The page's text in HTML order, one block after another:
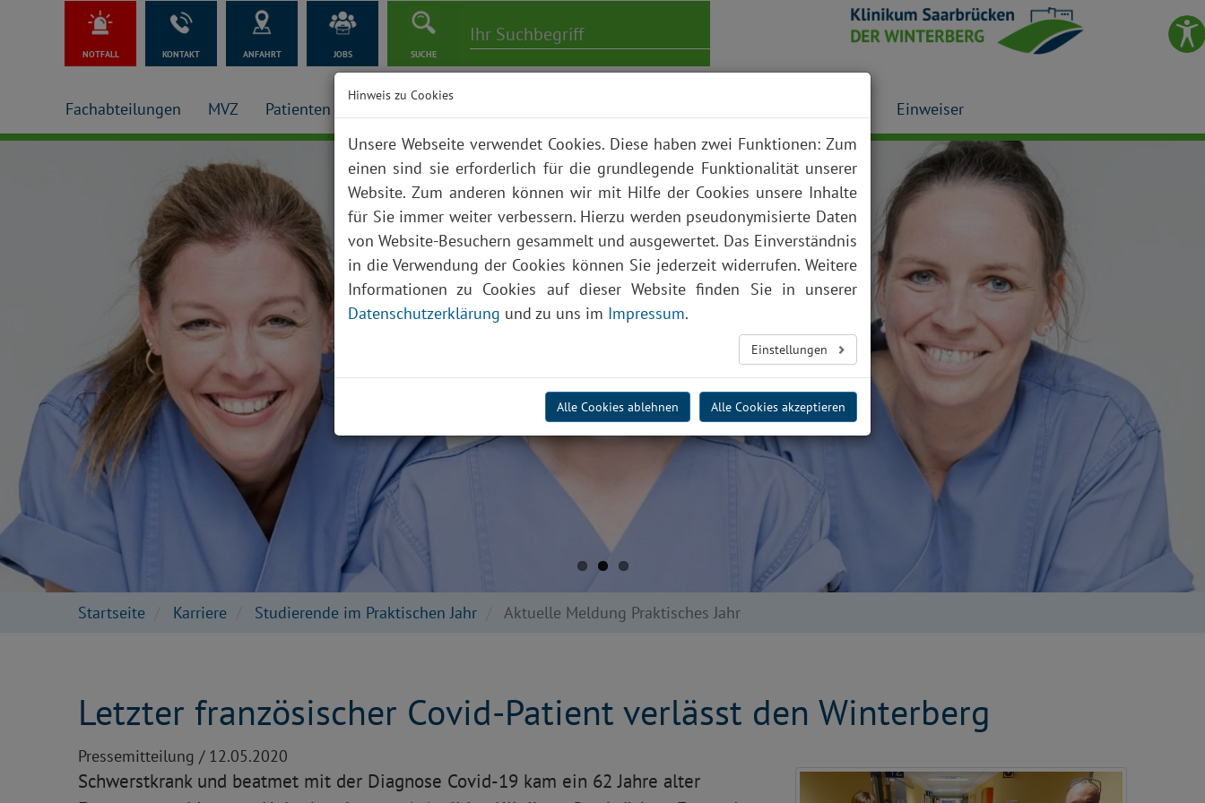
NOTFALL KONTAKT ANFAHRT JOBS SUCHE
Fachabteilungen MVZ Patienten + Besucher Einweiser
Startseite Karriere Studierende im Praktischen Jahr Aktuelle Meldung Praktisches Jahr
Letzter französischer Covid-Patient verlässt den Winterberg
Pressemitteilung / 12.05.2020
Schwerstkrank und beatmet mit der Diagnose Covid-19 kam ein 62 Jahre alter
Hinweis zu Cookies
Unsere Webseite verwendet Cookies. Diese haben zwei Funktionen: Zum
einen sind sie erforderlich für die grundlegende Funktionalität unserer
Website. Zum anderen können wir mit Hilfe der Cookies unsere Inhalte
für Sie immer weiter verbessern. Hierzu werden pseudonymisierte Daten
von Website-Besuchern gesammelt und ausgewertet. Das Einverständnis
in die Verwendung der Cookies können Sie jederzeit widerrufen. Weitere
Informationen zu Cookies auf dieser Website finden Sie in unserer
Datenschutzerklärung und zu uns im Impressum.
Einstellungen
Alle Cookies ablehnen Alle Cookies akzeptieren